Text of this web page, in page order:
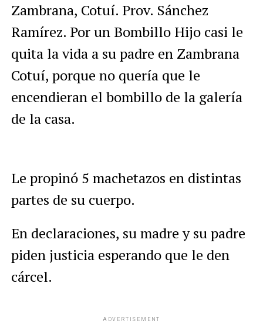
Zambrana, Cotuí. Prov. Sánchez
Ramírez. Por un Bombillo Hijo casi le
quita la vida a su padre en Zambrana
Cotuí, porque no quería que le
encendieran el bombillo de la galería
de la casa.
Le propinó 5 machetazos en distintas
partes de su cuerpo.
En declaraciones, su madre y su padre
piden justicia esperando que le den
cárcel.
ADVERTISEMENT